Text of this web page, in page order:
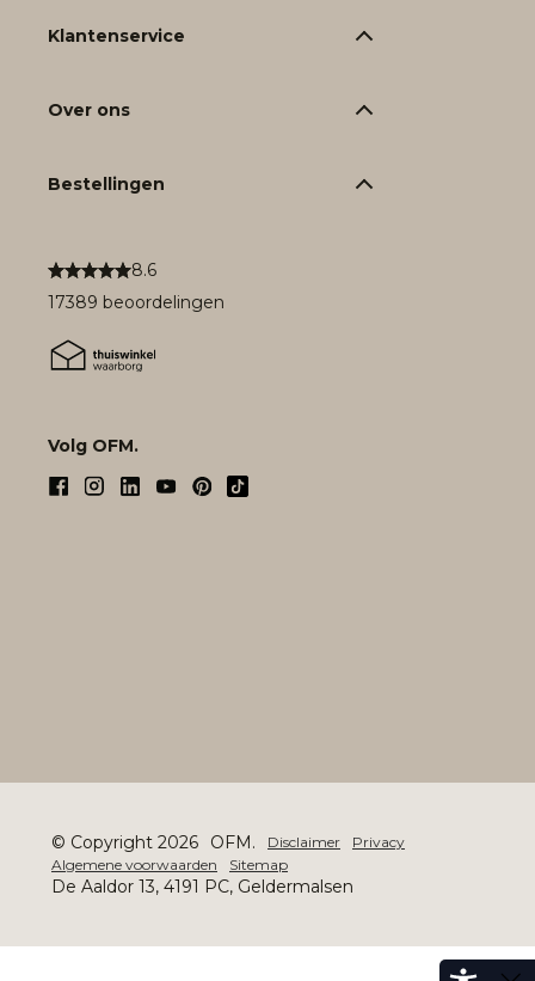
8.6
17389 beoordelingen
Volg OFM.
Klantenservice
Over ons
Bestellingen
© Copyright 2026 OFM. Disclaimer
Privacy
Algemene voorwaarden
Sitemap
De Aaldor 13, 4191 PC, Geldermalsen